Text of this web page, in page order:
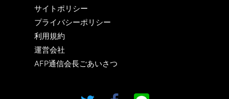
サイトポリシー
プライバシーポリシー
利用規約
運営会社
AFP通信会長ごあいさつ